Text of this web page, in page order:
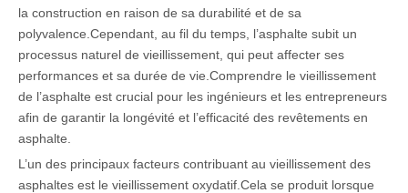
la construction en raison de sa durabilité et de sa
polyvalence.Cependant, au fil du temps, l’asphalte subit un
processus naturel de vieillissement, qui peut affecter ses
performances et sa durée de vie.Comprendre le vieillissement
de l’asphalte est crucial pour les ingénieurs et les entrepreneurs
afin de garantir la longévité et l’efficacité des revêtements en
asphalte.
L’un des principaux facteurs contribuant au vieillissement des
asphaltes est le vieillissement oxydatif.Cela se produit lorsque